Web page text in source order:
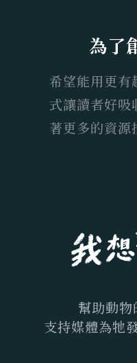
為了
希望能用更有
式讓讀者好吸
著更多的資源
幫助動物
支持媒體為牠